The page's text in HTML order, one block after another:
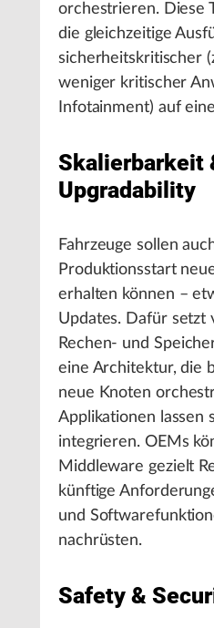
orchestrieren. Diese
die gleichzeitige
sicherheitskritischer
weniger kritischer
Infotainment) auf
Skalierbarkeit
Upgradability
Fahrzeuge sollen
Produktionsstart
erhalten können –
Updates. Dafür setzt
Rechen- und
eine Architektur, die
neue Knoten
Applikationen lassen
integrieren. OEMs
Middleware gezielt
künftige
und
nachrüsten.
Safety &